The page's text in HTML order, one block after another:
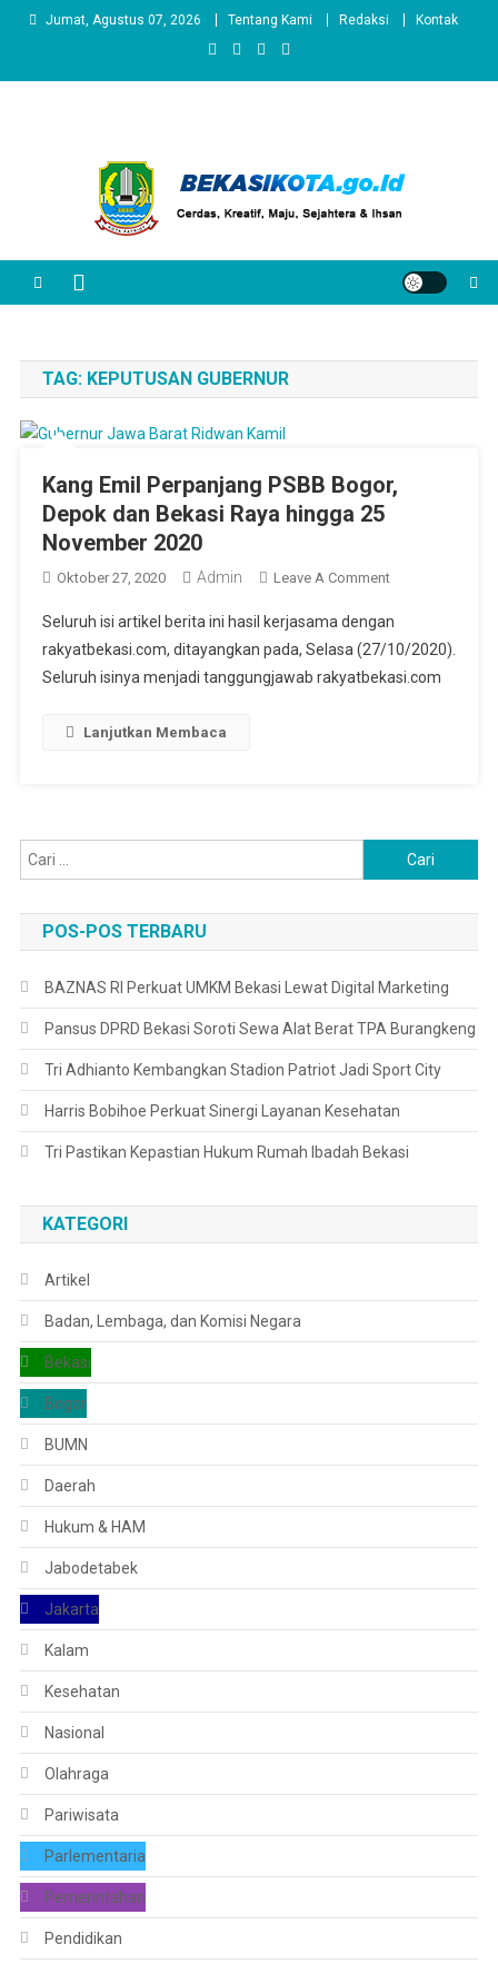
Jumat, Agustus 07, 2026 Tentang Kami Redaksi Kontak
TAG: KEPUTUSAN GUBERNUR
Kang Emil Perpanjang PSBB Bogor,
Depok dan Bekasi Raya hingga 25
November 2020
Oktober 27, 2020 Admin Leave A CommentOn
Emil
Perpanjang
PSBB
November
2020
Seluruh isi artikel berita ini hasil kerjasama dengan
rakyatbekasi.com, ditayangkan pada, Selasa (27/10/2020).
Seluruh isinya menjadi tanggungjawab rakyatbekasi.com
Lanjutkan Membaca
untuk:
POS-POS TERBARU
BAZNAS RI Perkuat UMKM Bekasi Lewat Digital Marketing
Pansus DPRD Bekasi Soroti Sewa Alat Berat TPA Burangkeng
Tri Adhianto Kembangkan Stadion Patriot Jadi Sport City
Harris Bobihoe Perkuat Sinergi Layanan Kesehatan
Tri Pastikan Kepastian Hukum Rumah Ibadah Bekasi
KATEGORI
Artikel
Badan, Lembaga, dan Komisi Negara
Bekasi
Bogor
BUMN
Daerah
Hukum & HAM
Jabodetabek
Jakarta
Kalam
Kesehatan
Nasional
Olahraga
Pariwisata
Parlementaria
Pemerintahan
Pendidikan